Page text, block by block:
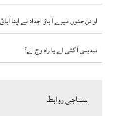
او دن جدوں میرے آ باؤ اجداد نے اپنا
تبدیلی آ گئی اے یا راہ وچ اے؟
سماجی روابط